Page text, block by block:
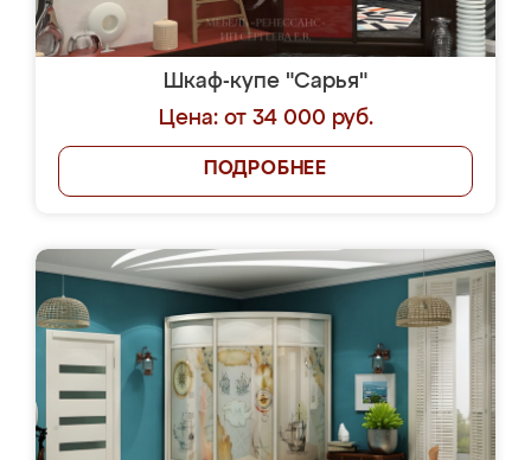
Шкаф-купе "Сарья"
Цена: от 34 000 руб.
ПОДРОБНЕЕ